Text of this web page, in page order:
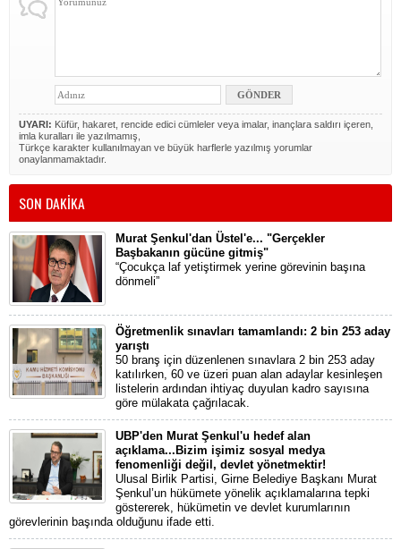
UYARI: Küfür, hakaret, rencide edici cümleler veya imalar, inançlara saldırı içeren,
imla kuralları ile yazılmamış,
Türkçe karakter kullanılmayan ve büyük harflerle yazılmış yorumlar
onaylanmamaktadır.
SON DAKİKA
Murat Şenkul'dan Üstel'e... "Gerçekler
Başbakanın gücüne gitmiş"
“Çocukça laf yetiştirmek yerine görevinin başına
dönmeli”
Öğretmenlik sınavları tamamlandı: 2 bin 253 aday
yarıştı
50 branş için düzenlenen sınavlara 2 bin 253 aday
katılırken, 60 ve üzeri puan alan adaylar kesinleşen
listelerin ardından ihtiyaç duyulan kadro sayısına
göre mülakata çağrılacak.
UBP'den Murat Şenkul'u hedef alan
açıklama...Bizim işimiz sosyal medya
fenomenliği değil, devlet yönetmektir!
Ulusal Birlik Partisi, Girne Belediye Başkanı Murat
Şenkul’un hükümete yönelik açıklamalarına tepki
göstererek, hükümetin ve devlet kurumlarının
görevlerinin başında olduğunu ifade etti.